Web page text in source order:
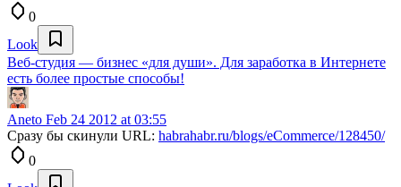
0
Look
Веб-студия — бизнес «для души». Для заработка в Интернете
есть более простые способы!
Aneto Feb 24 2012 at 03:55
Сразу бы скинули URL: habrahabr.ru/blogs/eCommerce/128450/
0